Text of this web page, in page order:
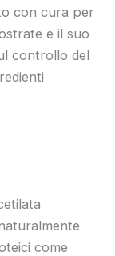
con cura per
e il suo
controllo del
come